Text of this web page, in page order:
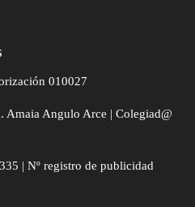
010027
Angulo Arce | Colegiad@
| Nº registro de publicidad